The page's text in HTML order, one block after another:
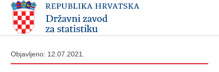
Objavljeno: 12.07.2021.